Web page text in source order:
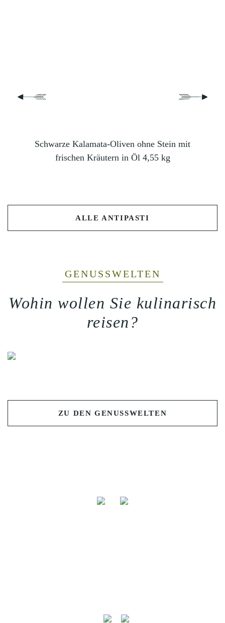
Schwarze Kalamata-Oliven ohne Stein mit
frischen Kräutern in Öl 4,55 kg
ALLE ANTIPASTI
GENUSSWELTEN
Wohin wollen Sie kulinarisch
reisen?